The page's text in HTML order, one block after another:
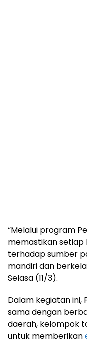
“Melalui program
memastikan setiap
terhadap sumber
mandiri dan
Selasa (11/3).
Dalam kegiatan ini,
sama dengan
daerah, kelompok
untuk memberikan